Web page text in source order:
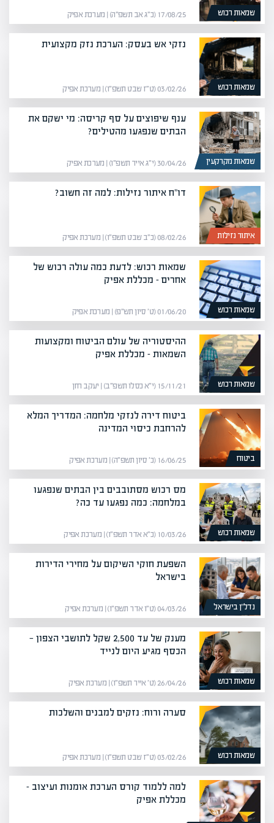
שמאות רכוש 17/08/25 (כ״ג אב תשפ״ה) | מערכת אפיק
שמאות רכוש
נזקי אש בעסק: הערכת נזק מקצועית
03/02/26 (ט״ז שבט תשפ״ו) | מערכת אפיק
שמאות מקרקעין
ענף שיפוצים על סף קריסה: מי ישקם את
הבתים שנפגעו מהטילים?
30/04/26 (י״ג אייר תשפ״ו) | מערכת אפיק
איתור נזילות
דו"ח איתור נזילות: למה זה חשוב?
08/02/26 (כ״ב שבט תשפ״ו) | מערכת אפיק
שמאות רכוש
שמאות רכוש: לדעת כמה עולה רכוש של
אחרים – מכללת אפיק
01/06/20 (ט׳ סיון תש״פ) | מערכת אפיק
שמאות רכוש
ההיסטוריה של עולם הביטוח ומקצועות
השמאות – מכללת אפיק
15/11/21 (י״א כסלו תשפ״ב) | יעקב חזן
ביטוח
ביטוח דירה לנזקי מלחמה: המדריך המלא
להרחבת כיסוי המדינה
16/06/25 (כ׳ סיון תשפ״ה) | מערכת אפיק
שמאות רכוש
מס רכוש מסתובבים בין הבתים שנפגעו
במלחמה: כמה נפגעו עד כה?
10/03/26 (כ״א אדר תשפ״ו) | מערכת אפיק
נדל”ן בישראל
השפעת חוקי השיקום על מחירי הדירות
בישראל
04/03/26 (ט״ו אדר תשפ״ו) | מערכת אפיק
שמאות רכוש
מענק של עד 2,500 שקל לתושבי הצפון —
הכסף מגיע היום לנייד
26/04/26 (ט׳ אייר תשפ״ו) | מערכת אפיק
שמאות רכוש
סערה ורוח: נזקים למבנים והשלכות
03/02/26 (ט״ז שבט תשפ״ו) | מערכת אפיק
למה ללמוד קורס הערכת אומנות ועיצוב –
מכללת אפיק